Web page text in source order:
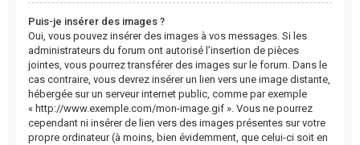
Puis-je insérer des images ?
Oui, vous pouvez insérer des images à vos messages. Si les
administrateurs du forum ont autorisé l’insertion de pièces
jointes, vous pourrez transférer des images sur le forum. Dans le
cas contraire, vous devrez insérer un lien vers une image distante,
hébergée sur un serveur internet public, comme par exemple
« http://www.exemple.com/mon-image.gif ». Vous ne pourrez
cependant ni insérer de lien vers des images présentes sur votre
propre ordinateur (à moins, bien évidemment, que celui-ci soit en